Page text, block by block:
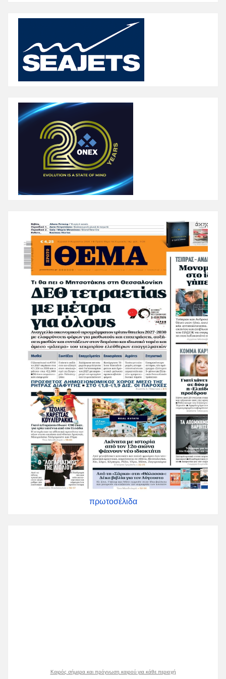
πρωτοσέλιδα
Καιρός σήμερα και πρόγνωση καιρού για κάθε περιοχή